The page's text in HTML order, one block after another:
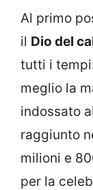
Al primo
il Dio del
tutti i
meglio la
indossato al
raggiunto
milioni e
per la